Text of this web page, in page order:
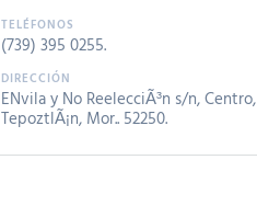
(739) 395 0255.
ENvila y No ReelecciÃ³n s/n, Centro,
TepoztlÃ¡n, Mor.. 52250.